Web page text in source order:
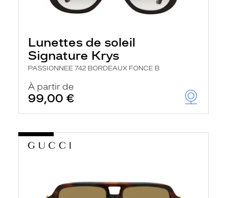
Lunettes de soleil
Signature Krys
PASSIONNEE 742 BORDEAUX FONCE B
À partir de
99,00 €